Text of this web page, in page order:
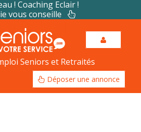
! Coaching Eclair !
vous conseille
Seniors et Retraités
Déposer une annonce